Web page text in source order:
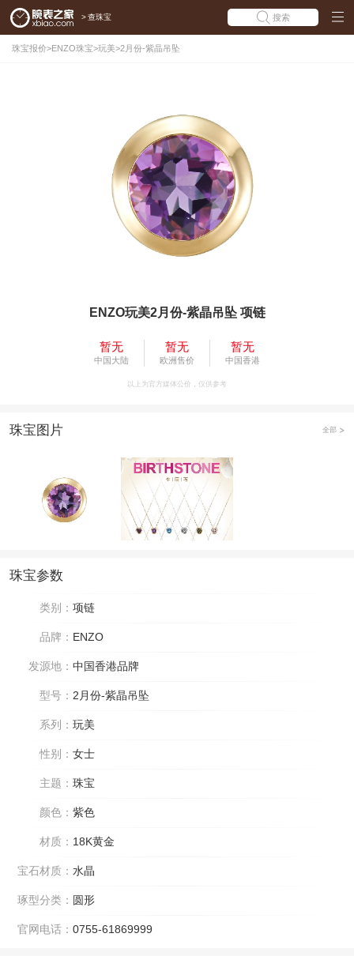
> 查珠宝 搜索
珠宝报价>ENZO珠宝>玩美>2月份-紫晶吊坠
ENZO玩美2月份-紫晶吊坠 项链
暂无
中国大陆
暂无
欧洲售价
暂无
中国香港
以上为官方媒体公价，仅供参考
珠宝图片 全部
珠宝参数
类别： 项链
品牌： ENZO
发源地： 中国香港品牌
型号： 2月份-紫晶吊坠
系列： 玩美
性别： 女士
主题： 珠宝
颜色： 紫色
材质： 18K黄金
宝石材质： 水晶
琢型分类： 圆形
官网电话： 0755-61869999